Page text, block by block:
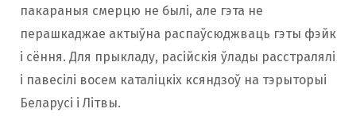
пакараныя смерцю не былі, але гэта не
перашкаджае актыўна распаўсюджваць гэты фэйк
і сёння. Для прыкладу, расійскія ўлады расстралялі
і павесілі восем каталіцкіх ксяндзоў на тэрыторыі
Беларусі і Літвы.